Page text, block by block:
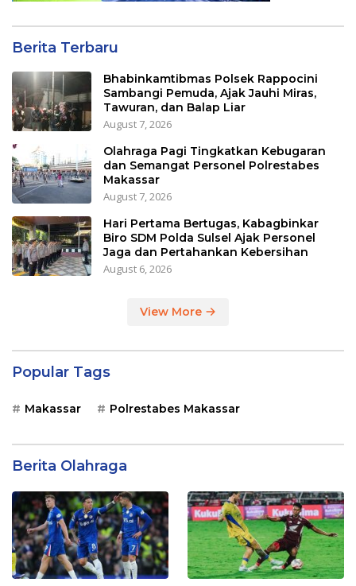
Berita Terbaru
Bhabinkamtibmas Polsek Rappocini
Sambangi Pemuda, Ajak Jauhi Miras,
Tawuran, dan Balap Liar
August 7, 2026
Olahraga Pagi Tingkatkan Kebugaran
dan Semangat Personel Polrestabes
Makassar
August 7, 2026
Hari Pertama Bertugas, Kabagbinkar
Biro SDM Polda Sulsel Ajak Personel
Jaga dan Pertahankan Kebersihan
August 6, 2026
View More
Popular Tags
Makassar Polrestabes Makassar
Berita Olahraga